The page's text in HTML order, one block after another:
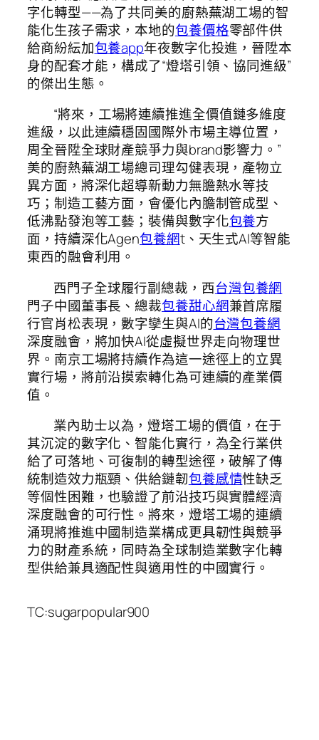
字化轉型——為了共同美的廚熱蕪湖工場的智
能化生孩子需求，本地的包養價格零部件供
給商紛紜加包養app年夜數字化投進，晉陞本
身的配套才能，構成了“燈塔引領、協同進級”
的傑出生態。
“將來，工場將連續推進全價值鏈多維度
進級，以此連續穩固國際外市場主導位置，
周全晉陞全球財產競爭力與brand影響力。”
美的廚熱蕪湖工場總司理勾健表現，產物立
異方面，將深化超導新動力無膽熱水等技
巧；制造工藝方面，會優化內膽制管成型、
低沸點發泡等工藝；裝備與數字化包養方
面，持續深化Agen包養網t、天生式AI等智能
東西的融會利用。
西門子全球履行副總裁，西台灣包養網
門子中國董事長、總裁包養甜心網兼首席履
行官肖松表現，數字孿生與AI的台灣包養網
深度融會，將加快AI從虛擬世界走向物理世
界。南京工場將持續作為這一途徑上的立異
實行場，將前沿摸索轉化為可連續的產業價
值。
業內助士以為，燈塔工場的價值，在于
其沉淀的數字化、智能化實行，為全行業供
給了可落地、可復制的轉型途徑，破解了傳
統制造效力瓶頸、供給鏈韌包養感情性缺乏
等個性困難，也驗證了前沿技巧與實體經濟
深度融會的可行性。將來，燈塔工場的連續
涌現將推進中國制造業構成更具韌性與競爭
力的財產系統，同時為全球制造業數字化轉
型供給兼具適配性與適用性的中國實行。
TC:sugarpopular900